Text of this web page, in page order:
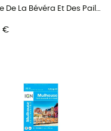
Vallée De La Bévéra Et Des Paillons - Pn Du Mercantour - Carte topographique
€